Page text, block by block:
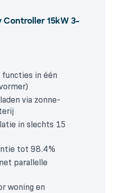
Controller 15kW 3-
functies in één
via zonne-
in slechts 15
tot 98.4%
parallelle
woning en